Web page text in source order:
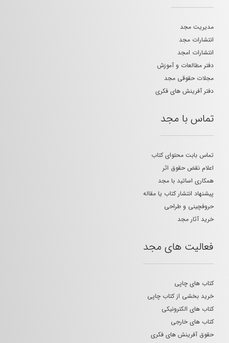
مدیریت مجد
انتشارات مجد
انتشارات امجد
دفتر مطالعات و آموزش
مجلات حقوقی مجد
دفتر آفرینش های فکری
تماس با مجد
تماس بابت محتوای کتاب
اعلام نقض حقوق اثر
همکاری اساتید با مجد
پیشنهاد انتشار کتاب یا مقاله
حروفچینی و طراحی
خرید آثار مجد
فعالیت های مجد
کتاب های چاپی
خرید بخشی از کتاب چاپی
کتاب های الکترونیکی
کتاب های خارجی
حقوق آفرینش های فکری